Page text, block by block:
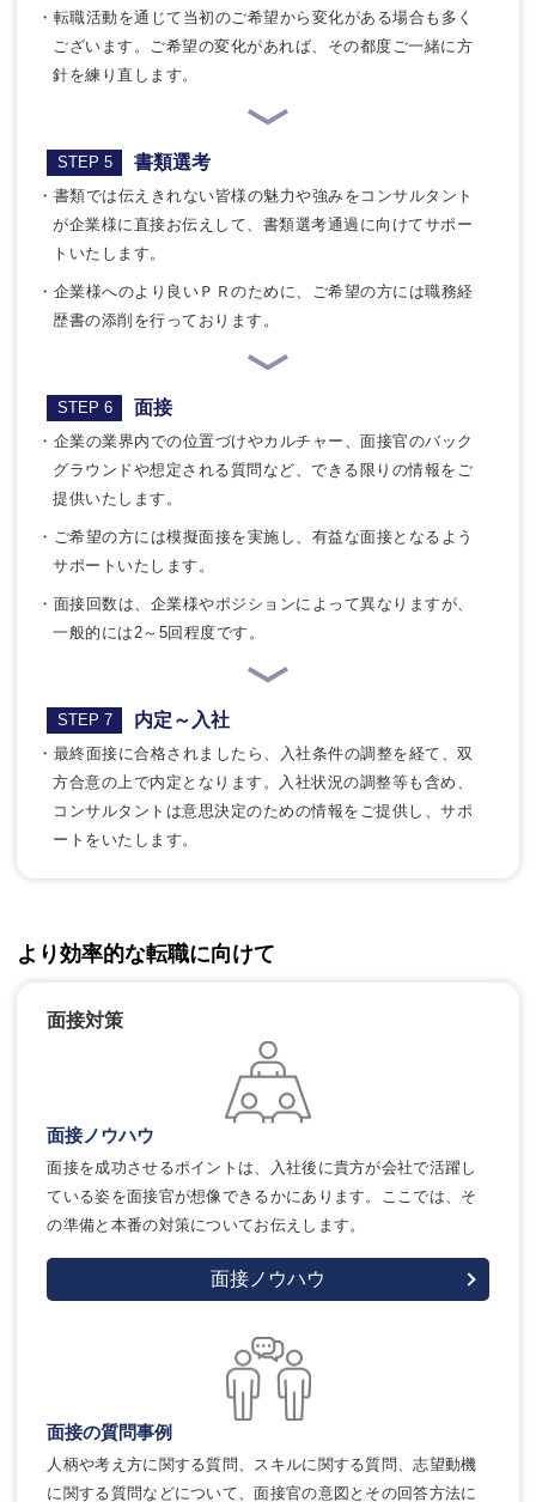
・転職活動を通じて当初のご希望から変化がある場合も多く
ございます。ご希望の変化があれば、その都度ご一緒に方
針を練り直します。
STEP 5 書類選考
・書類では伝えきれない皆様の魅力や強みをコンサルタント
が企業様に直接お伝えして、書類選考通過に向けてサポー
トいたします。
・企業様へのより良いＰＲのために、ご希望の方には職務経
歴書の添削を行っております。
STEP 6 面接
・企業の業界内での位置づけやカルチャー、面接官のバック
グラウンドや想定される質問など、できる限りの情報をご
提供いたします。
・ご希望の方には模擬面接を実施し、有益な面接となるよう
サポートいたします。
・面接回数は、企業様やポジションによって異なりますが、
一般的には2～5回程度です。
STEP 7 内定～入社
・最終面接に合格されましたら、入社条件の調整を経て、双
方合意の上で内定となります。入社状況の調整等も含め、
コンサルタントは意思決定のための情報をご提供し、サポ
ートをいたします。
より効率的な転職に向けて
面接対策
面接ノウハウ
面接を成功させるポイントは、入社後に貴方が会社で活躍し
ている姿を面接官が想像できるかにあります。ここでは、そ
の準備と本番の対策についてお伝えします。
面接ノウハウ
面接の質問事例
人柄や考え方に関する質問、スキルに関する質問、志望動機
に関する質問などについて、面接官の意図とその回答方法に